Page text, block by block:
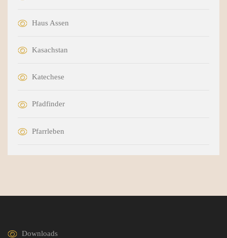
Haus Assen
Kasachstan
Katechese
Pfadfinder
Pfarrleben
Downloads